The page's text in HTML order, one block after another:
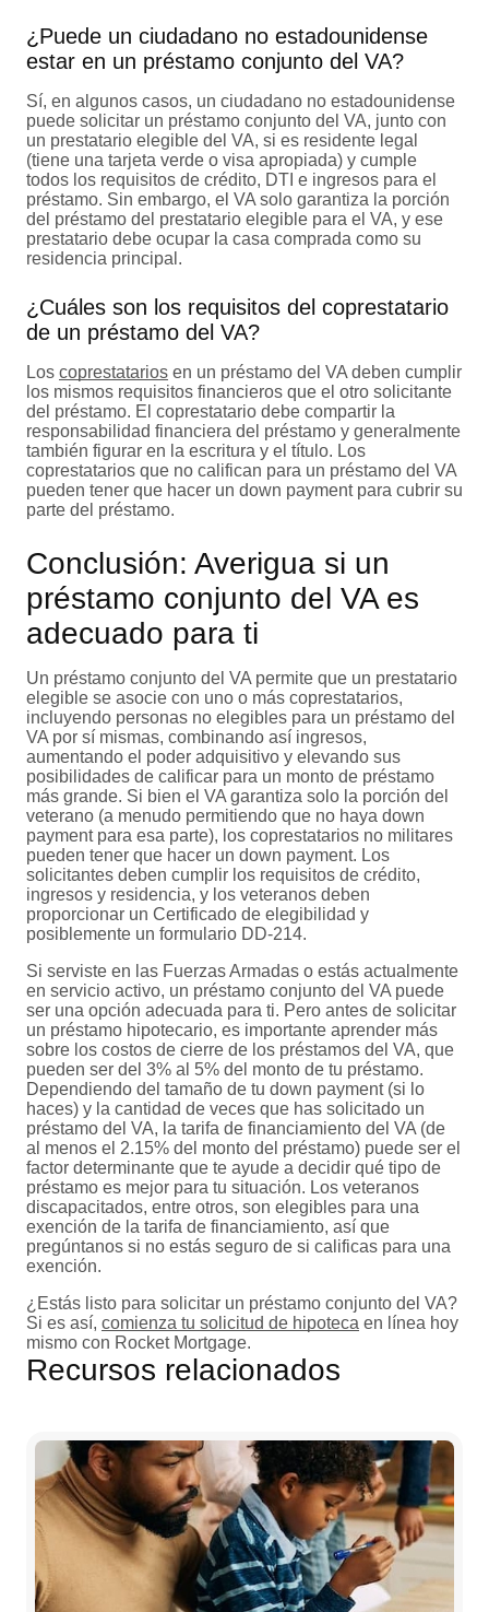
¿Puede un ciudadano no estadounidense
estar en un préstamo conjunto del VA?
Sí, en algunos casos, un ciudadano no estadounidense
puede solicitar un préstamo conjunto del VA, junto con
un prestatario elegible del VA, si es residente legal
(tiene una tarjeta verde o visa apropiada) y cumple
todos los requisitos de crédito, DTI e ingresos para el
préstamo. Sin embargo, el VA solo garantiza la porción
del préstamo del prestatario elegible para el VA, y ese
prestatario debe ocupar la casa comprada como su
residencia principal.
¿Cuáles son los requisitos del coprestatario
de un préstamo del VA?
Los coprestatarios en un préstamo del VA deben cumplir
los mismos requisitos financieros que el otro solicitante
del préstamo. El coprestatario debe compartir la
responsabilidad financiera del préstamo y generalmente
también figurar en la escritura y el título. Los
coprestatarios que no califican para un préstamo del VA
pueden tener que hacer un down payment para cubrir su
parte del préstamo.
Conclusión: Averigua si un
préstamo conjunto del VA es
adecuado para ti
Un préstamo conjunto del VA permite que un prestatario
elegible se asocie con uno o más coprestatarios,
incluyendo personas no elegibles para un préstamo del
VA por sí mismas, combinando así ingresos,
aumentando el poder adquisitivo y elevando sus
posibilidades de calificar para un monto de préstamo
más grande. Si bien el VA garantiza solo la porción del
veterano (a menudo permitiendo que no haya down
payment para esa parte), los coprestatarios no militares
pueden tener que hacer un down payment. Los
solicitantes deben cumplir los requisitos de crédito,
ingresos y residencia, y los veteranos deben
proporcionar un Certificado de elegibilidad y
posiblemente un formulario DD-214.
Si serviste en las Fuerzas Armadas o estás actualmente
en servicio activo, un préstamo conjunto del VA puede
ser una opción adecuada para ti. Pero antes de solicitar
un préstamo hipotecario, es importante aprender más
sobre los costos de cierre de los préstamos del VA, que
pueden ser del 3% al 5% del monto de tu préstamo.
Dependiendo del tamaño de tu down payment (si lo
haces) y la cantidad de veces que has solicitado un
préstamo del VA, la tarifa de financiamiento del VA (de
al menos el 2.15% del monto del préstamo) puede ser el
factor determinante que te ayude a decidir qué tipo de
préstamo es mejor para tu situación. Los veteranos
discapacitados, entre otros, son elegibles para una
exención de la tarifa de financiamiento, así que
pregúntanos si no estás seguro de si calificas para una
exención.
¿Estás listo para solicitar un préstamo conjunto del VA?
Si es así, comienza tu solicitud de hipoteca en línea hoy
mismo con Rocket Mortgage.
Recursos relacionados